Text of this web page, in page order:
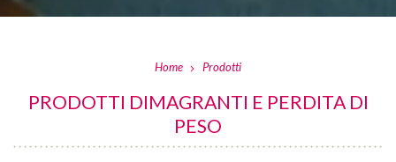
Home Prodotti
PRODOTTI DIMAGRANTI E PERDITA DI
PESO